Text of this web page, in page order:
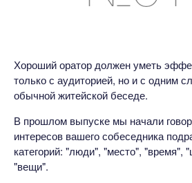
Хороший оратор должен уметь
только с аудиторией, но и с одним
обычной житейской беседе.
В прошлом выпуске мы начали
интересов вашего собеседника
категорий: "люди", "место", "время",
"вещи".